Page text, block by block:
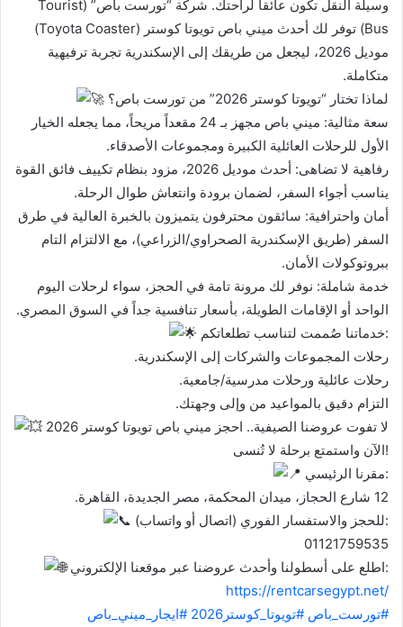
وسيلة النقل تكون عائقاً لراحتك. شركة “تورست باص” (Tourist
Bus) توفر لك أحدث ميني باص تويوتا كوستر (Toyota Coaster)
موديل 2026، ليجعل من طريقك إلى الإسكندرية تجربة ترفيهية
متكاملة.
لماذا تختار “تويوتا كوستر 2026” من تورست باص؟
سعة مثالية: ميني باص مجهز بـ 24 مقعداً مريحاً، مما يجعله الخيار
الأول للرحلات العائلية الكبيرة ومجموعات الأصدقاء.
رفاهية لا تضاهى: أحدث موديل 2026، مزود بنظام تكييف فائق القوة
يناسب أجواء السفر، لضمان برودة وانتعاش طوال الرحلة.
أمان واحترافية: سائقون محترفون يتميزون بالخبرة العالية في طرق
السفر (طريق الإسكندرية الصحراوي/الزراعي)، مع الالتزام التام
ببروتوكولات الأمان.
خدمة شاملة: نوفر لك مرونة تامة في الحجز، سواء لرحلات اليوم
الواحد أو الإقامات الطويلة، بأسعار تنافسية جداً في السوق المصري.
خدماتنا صُممت لتناسب تطلعاتكم:
رحلات المجموعات والشركات إلى الإسكندرية.
رحلات عائلية ورحلات مدرسية/جامعية.
التزام دقيق بالمواعيد من وإلى وجهتك.
الآن واستمتع برحلة لا تُنسى!
مقرنا الرئيسي:
12 شارع الحجاز، ميدان المحكمة، مصر الجديدة، القاهرة.
للحجز والاستفسار الفوري (اتصال أو واتساب):
01121759535
اطلع على أسطولنا وأحدث عروضنا عبر موقعنا الإلكتروني:
https://rentcarsegypt.net/
#تورست_باص #تويوتا_كوستر2026
#ايجار_ميني_باص